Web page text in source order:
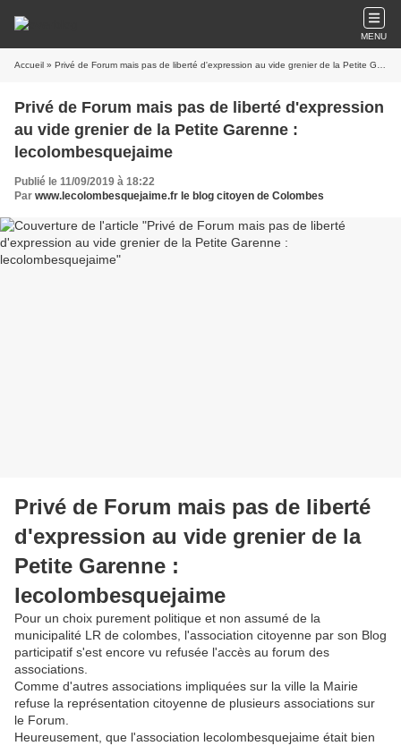
MENU
Accueil » Privé de Forum mais pas de liberté d'expression au vide grenier de la Petite Garenne : lecolombesquejaime
Privé de Forum mais pas de liberté d'expression
au vide grenier de la Petite Garenne :
lecolombesquejaime
Publié le 11/09/2019 à 18:22
Par www.lecolombesquejaime.fr le blog citoyen de Colombes
Privé de Forum mais pas de liberté
d'expression au vide grenier de la
Petite Garenne :
lecolombesquejaime
Pour un choix purement politique et non assumé de la
municipalité LR de colombes, l'association citoyenne par son Blog
participatif s'est encore vu refusée l'accès au forum des
associations.
Comme d'autres associations impliquées sur la ville la Mairie
refuse la représentation citoyenne de plusieurs associations sur
le Forum.
Heureusement, que l'association lecolombesquejaime était bien